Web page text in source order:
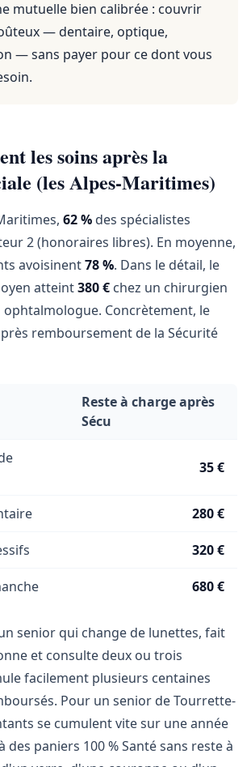
mutuelle bien calibrée : couvrir
— dentaire, optique,
— sans payer pour ce dont vous
les soins après la
(les Alpes-Maritimes)
62 % des spécialistes
2 (honoraires libres). En moyenne,
avoisinent78 %. Dans le détail, le
atteint380 € chez un chirurgien
ophtalmologue. Concrètement, le
remboursement de la Sécurité
Reste à charge après
Sécu
35 €
280 €
320 €
680 €
senior qui change de lunettes, fait
et consulte deux ou trois
facilement plusieurs centaines
Pour un senior de Tourrette-
se cumulent vite sur une année
des paniers 100 % Santé sans reste à